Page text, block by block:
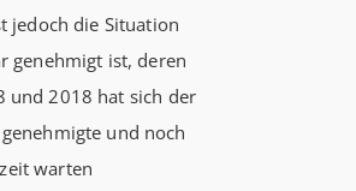
jedoch die Situation
genehmigt ist, deren
und 2018 hat sich der
und noch
warten